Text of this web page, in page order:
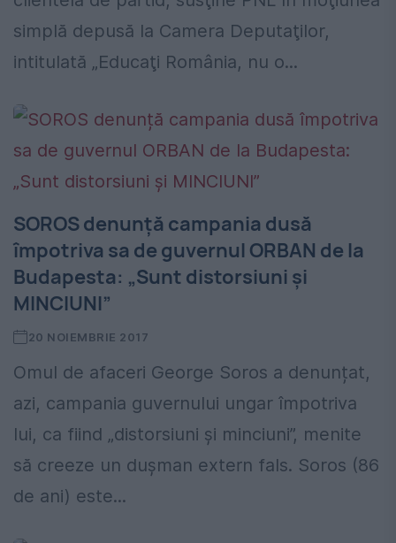
simplă depusă la Camera Deputaţilor,
intitulată „Educaţi România, nu o...
SOROS denunță campania dusă
împotriva sa de guvernul ORBAN de la
Budapesta: „Sunt distorsiuni și
MINCIUNI”
20 NOIEMBRIE 2017
Omul de afaceri George Soros a denunțat,
azi, campania guvernului ungar împotriva
lui, ca fiind „distorsiuni și minciuni”, menite
să creeze un dușman extern fals. Soros (86
de ani) este...